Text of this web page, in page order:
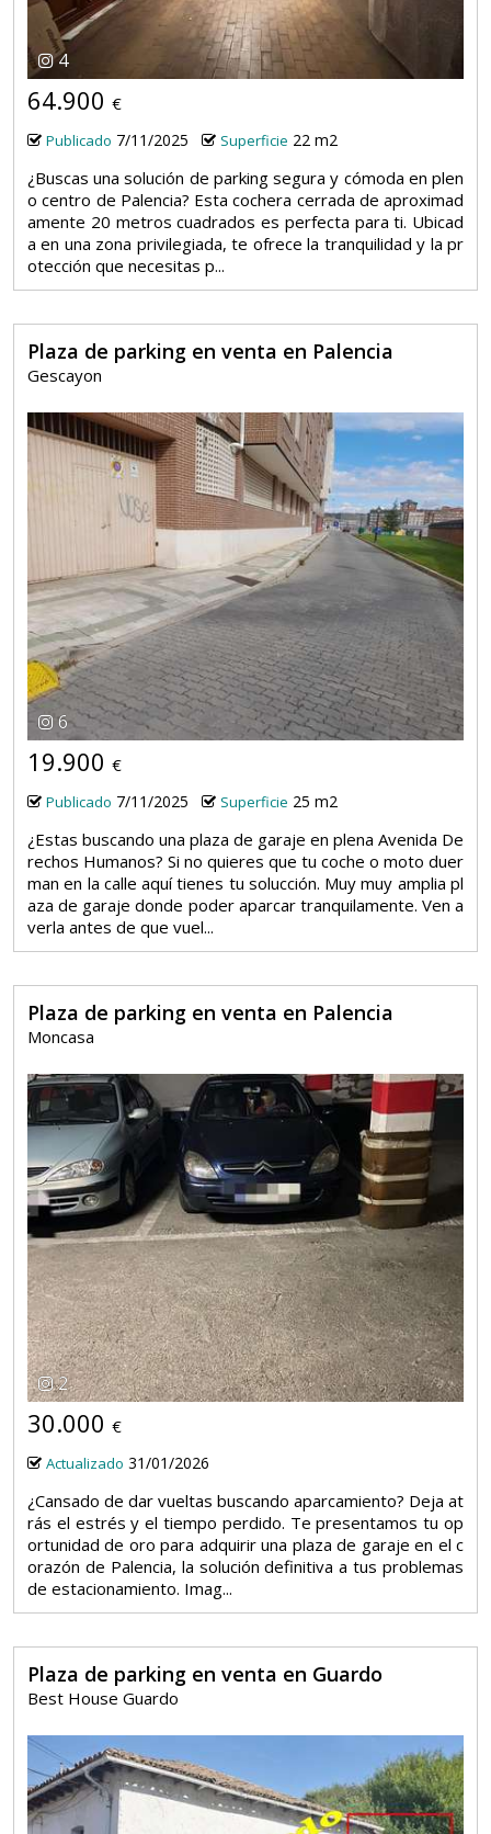
4
64.900 €
Publicado 7/11/2025 Superficie 22 m2
¿Buscas una solución de parking segura y cómoda en plen
o centro de Palencia? Esta cochera cerrada de aproximad
amente 20 metros cuadrados es perfecta para ti. Ubicad
a en una zona privilegiada, te ofrece la tranquilidad y la pr
otección que necesitas p...
Plaza de parking en venta en Palencia
Gescayon
6
19.900 €
Publicado 7/11/2025 Superficie 25 m2
¿Estas buscando una plaza de garaje en plena Avenida De
rechos Humanos? Si no quieres que tu coche o moto duer
man en la calle aquí tienes tu solucción. Muy muy amplia pl
aza de garaje donde poder aparcar tranquilamente. Ven a
verla antes de que vuel...
Plaza de parking en venta en Palencia
Moncasa
2
30.000 €
Actualizado 31/01/2026
¿Cansado de dar vueltas buscando aparcamiento? Deja at
rás el estrés y el tiempo perdido. Te presentamos tu op
ortunidad de oro para adquirir una plaza de garaje en el c
orazón de Palencia, la solución definitiva a tus problemas
de estacionamiento. Imag...
Plaza de parking en venta en Guardo
Best House Guardo